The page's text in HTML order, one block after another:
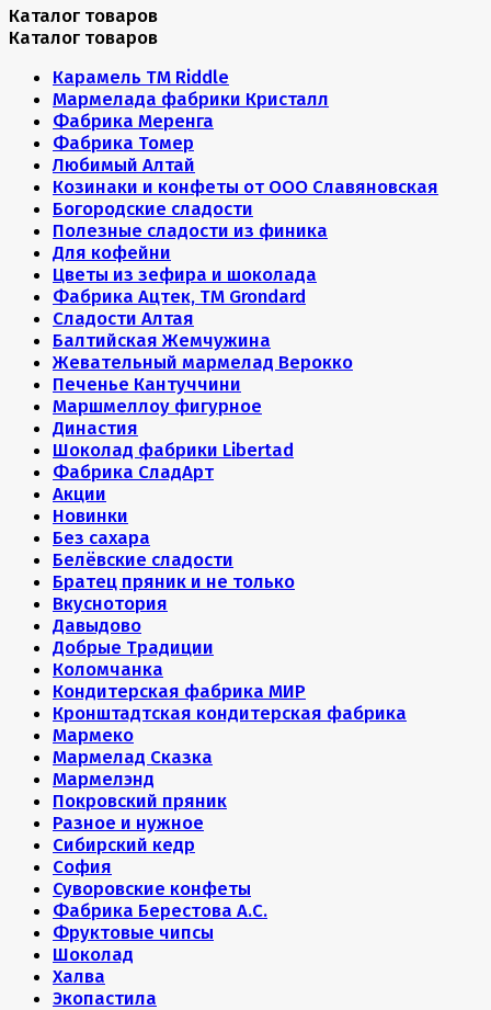
Каталог товаров
Каталог товаров
Карамель ТМ Riddle
Мармелада фабрики Кристалл
Фабрика Меренга
Фабрика Томер
Любимый Алтай
Козинаки и конфеты от ООО Славяновская
Богородские сладости
Полезные сладости из финика
Для кофейни
Цветы из зефира и шоколада
Фабрика Ацтек, ТМ Grondard
Сладости Алтая
Балтийская Жемчужина
Жевательный мармелад Верокко
Печенье Кантуччини
Маршмеллоу фигурное
Династия
Шоколад фабрики Libertad
Фабрика СладАрт
Акции
Новинки
Без сахара
Белёвские сладости
Братец пряник и не только
Вкуснотория
Давыдово
Добрые Традиции
Коломчанка
Кондитерская фабрика МИР
Кронштадтская кондитерская фабрика
Мармеко
Мармелад Сказка
Мармелэнд
Покровский пряник
Разное и нужное
Сибирский кедр
София
Суворовские конфеты
Фабрика Берестова А.С.
Фруктовые чипсы
Шоколад
Халва
Экопастила